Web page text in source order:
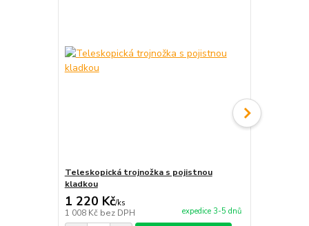
Teleskopická trojnožka s pojistnou
kladkou
1 220 Kč/ks
1 008 Kč bez DPH expedice 3-5 dnů